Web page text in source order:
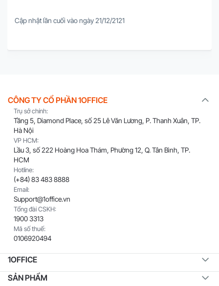
Cập nhật lần cuối vào ngày 21/12/2121
CÔNG TY CỔ PHẦN 1OFFICE
Trụ sở chính:
Tầng 5, Diamond Place, số 25 Lê Văn Lương, P. Thanh Xuân, TP.
Hà Nội
VP HCM:
Lầu 3, số 222 Hoàng Hoa Thám, Phường 12, Q. Tân Bình, TP.
HCM
Hotline:
(+84) 83 483 8888
Email:
Support@1office.vn
Tổng đài CSKH:
1900 3313
Mã số thuế:
0106920494
1OFFICE
SẢN PHẨM